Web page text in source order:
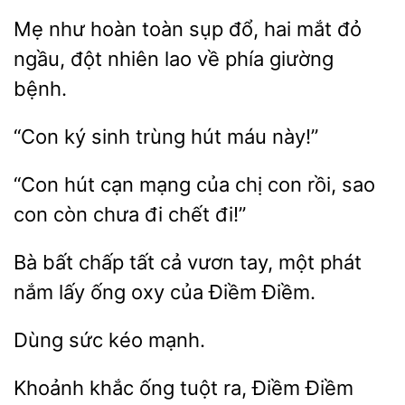
Mẹ như hoàn toàn sụp hai
đỏ
ngầu, đột nhiên lao về
giường
bệnh.
“Con hút máu này!”
“Con cạn của chị
rồi, sao
con còn chưa đi chết đi!”
Bà bất chấp
cả vươn tay,
nắm lấy ống oxy của Điềm Điềm.
Dùng
Khoảnh khắc ống tuột
Điềm